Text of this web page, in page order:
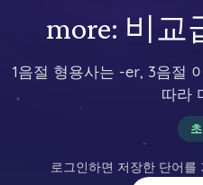
more: 비교
1음절 형용사는 -er, 3음절
따라
로그인하면 저장한 단어를